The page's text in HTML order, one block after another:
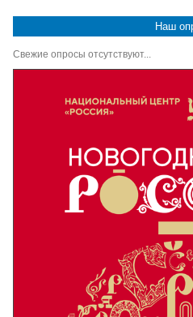
Наш
Свежие опросы отсутствуют...